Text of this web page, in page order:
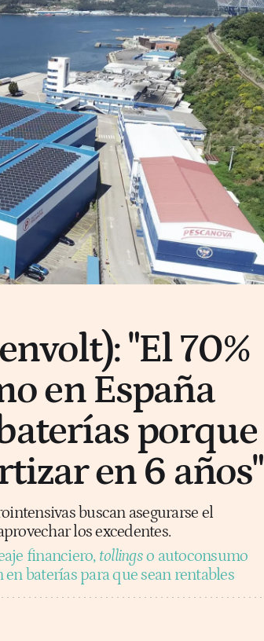
"El 70%
en España
porque
en 6 años"
buscan asegurarse el
los excedentes.
financiero, tollingso autoconsumo
baterías para que sean rentables